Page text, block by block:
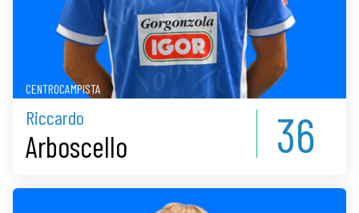
CENTROCAMPISTA
Riccardo
Arboscello 36